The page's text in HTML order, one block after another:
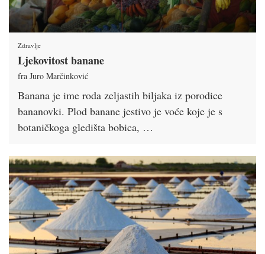
Zdravlje
Ljekovitost banane
fra Juro Marčinković
Banana je ime roda zeljastih biljaka iz porodice
bananovki. Plod banane jestivo je voće koje je s
botaničkoga gledišta bobica, …